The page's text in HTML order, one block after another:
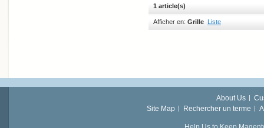
1 article(s)
Afficher en: Grille Liste
About Us
Site Map
Rechercher un terme